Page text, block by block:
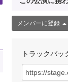
メンバーに登録
トラックバッ